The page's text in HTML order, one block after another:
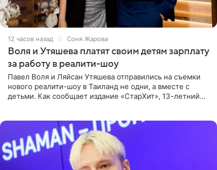
12 часов назад Соня Жарова
Воля и Утяшева платят своим детям зарплату
за работу в реалити-шоу
Павел Воля и Ляйсан Утяшева отправились на съемки
нового реалити-шоу в Таиланд не одни, а вместе с
детьми. Как сообщает издание «СтарХит», 13-летний